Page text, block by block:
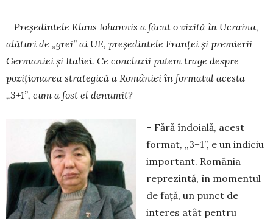
– Președintele Klaus Iohannis a făcut o vizită în Ucraina,
alături de „grei” ai UE, președintele Franței și premierii
Germaniei și Italiei. Ce con­cluzii putem trage despre
poziționarea strategică a României în formatul acesta
„3+1”, cum a fost el denumit?
– Fără îndoială, acest
format, „3+1”, e un in­diciu
important. România
reprezintă, în mo­mentul
de față, un punct de
interes atât pentru